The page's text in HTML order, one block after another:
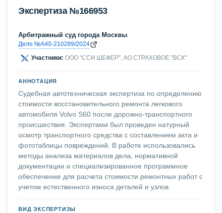
Экспертиза №166953
Арбитражный суд города Москвы
Дело №А40-210289/2024
Участники: ООО "ССИ ШЕФЕР", АО СТРАХОВОЕ "ВСК"
АННОТАЦИЯ
Судебная автотехническая экспертиза по определению
стоимости восстановительного ремонта легкового
автомобиля Volvo S60 после дорожно-транспортного
происшествия. Экспертами был проведен натурный
осмотр транспортного средства с составлением акта и
фототаблицы повреждений. В работе использовались
методы анализа материалов дела, нормативной
документации и специализированное программное
обеспечение для расчета стоимости ремонтных работ с
учетом естественного износа деталей и узлов.
ВИД ЭКСПЕРТИЗЫ